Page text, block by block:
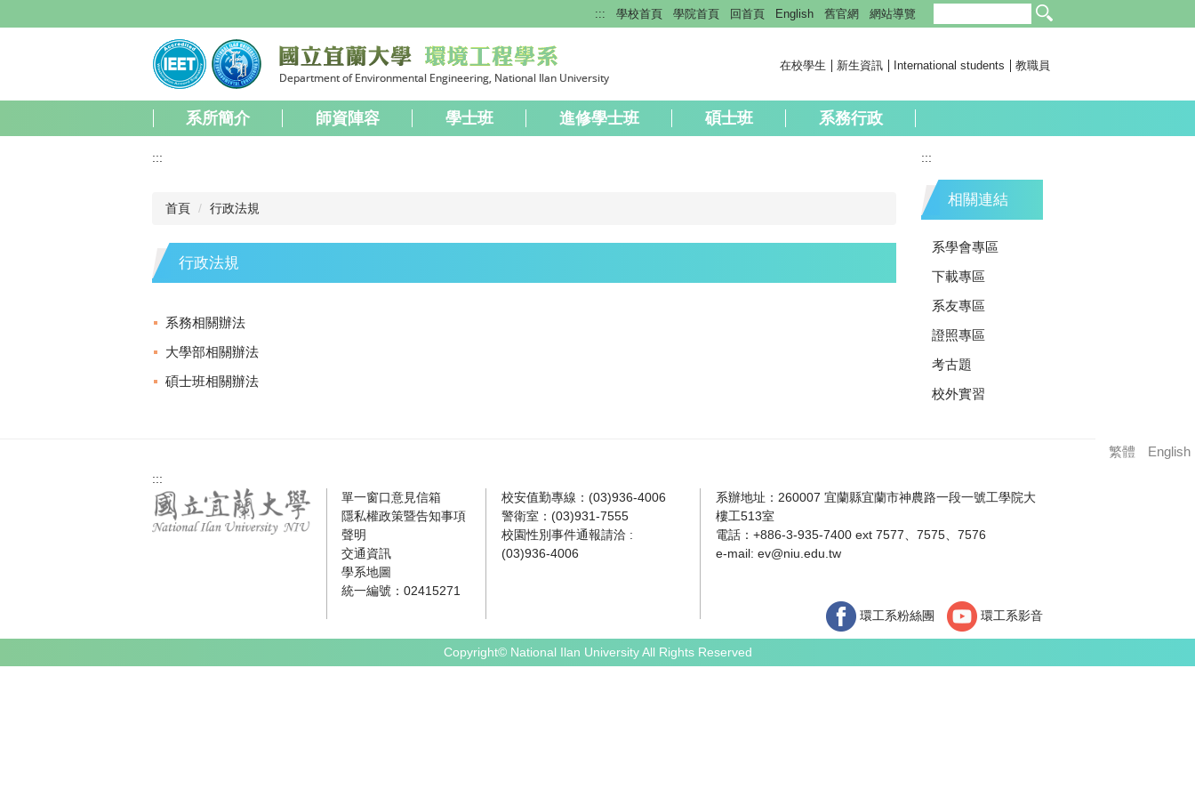
到
::: 學校首頁 學院首頁 回首頁 English 舊官網 網站導覽
在校學生 新生資訊 International students 教職員
系所簡介 師資陣容 學士班 進修學士班 碩士班 系務行政
:::
首頁 行政法規
行政法規
系務相關辦法
大學部相關辦法
碩士班相關辦法
:::
相關連結
系學會專區
下載專區
系友專區
證照專區
考古題
校外實習
繁體 English
:::
單一窗口意見信箱
隱私權政策暨告知事項
聲明
交通資訊
學系地圖
統一編號：02415271
校安值勤專線：(03)936-4006
警衛室：(03)931-7555
校園性別事件通報請洽 :
(03)936-4006
系辦地址：260007 宜蘭縣宜蘭市神農路一段一號工學院大
樓工513室
電話：+886-3-935-7400 ext 7577、7575、7576
e-mail:ev@niu.edu.tw
環工系粉絲團 環工系影音
Copyright© National Ilan University All Rights Reserved